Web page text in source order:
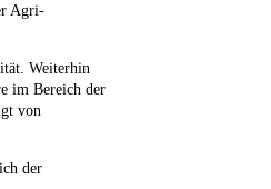
Agri-
Weiterhin
im Bereich der
von
der